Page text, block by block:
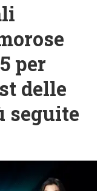
per
delle
seguite